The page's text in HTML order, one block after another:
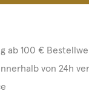
ab 100 €
von 24h